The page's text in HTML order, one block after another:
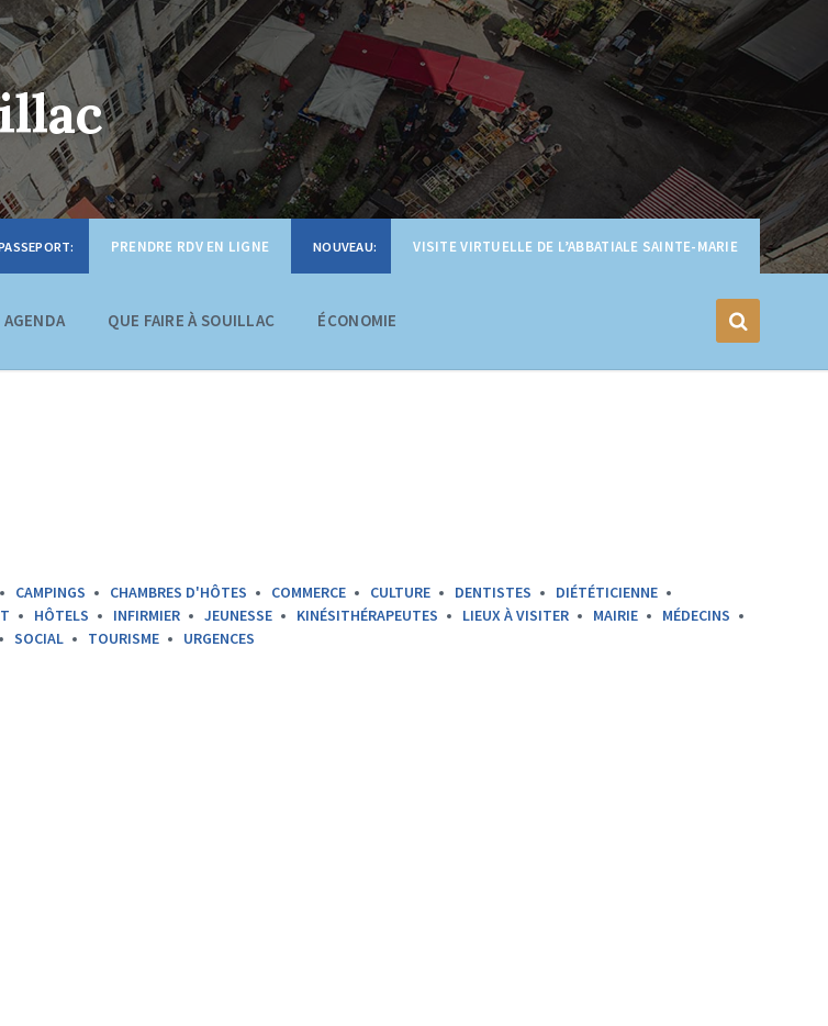
VISITE VIRTUELLE DE L’ABBATIALE SAINTE-MARIE
PRENDRE RDV EN LIGNE
AGENDA QUE FAIRE À SOUILLAC ÉCONOMIE
CAMPINGS CHAMBRES D'HÔTES COMMERCE CULTURE DENTISTES
DIÉTÉTICIENNE
HÔTELS INFIRMIER JEUNESSE KINÉSITHÉRAPEUTES LIEUX À VISITER MAIRIE
MÉDECINS
SOCIAL TOURISME URGENCES